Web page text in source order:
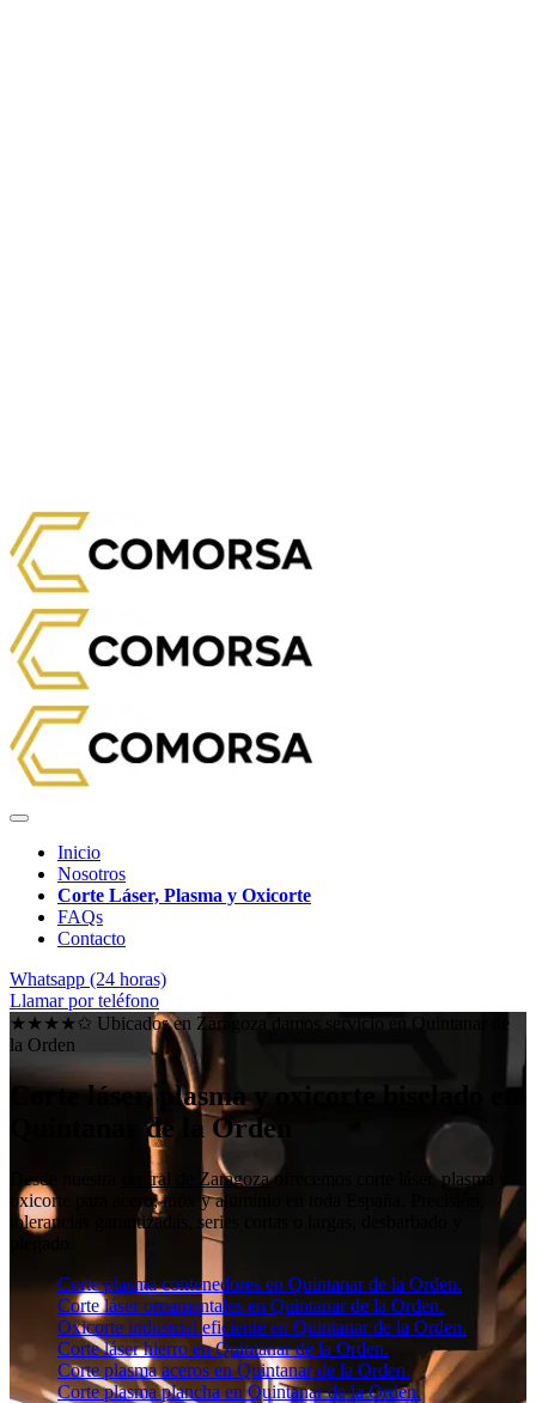
Inicio
Nosotros
Corte Láser, Plasma y Oxicorte
FAQs
Contacto
Whatsapp (24 horas)
Llamar por teléfono
★★★★✩ Ubicados en Zaragoza damos servicio en
Quintanar de
la Orden
Corte láser, plasma y oxicorte biselado en
Quintanar de la Orden
Desde nuestra central de Zaragozaofrecemos corte láser, plasma y
oxicorte para acero, inox y aluminio en toda España. Precisión,
tolerancias garantizadas, series cortas o largas, desbarbado y
plegado.
Corte plasma contenedores en Quintanar de la Orden.
Corte láser ornamentales en Quintanar de la Orden.
Oxicorte industrial eficiente en Quintanar de la Orden.
Corte láser hierro en Quintanar de la Orden.
Corte plasma aceros en Quintanar de la Orden.
Corte plasma plancha en Quintanar de la Orden.